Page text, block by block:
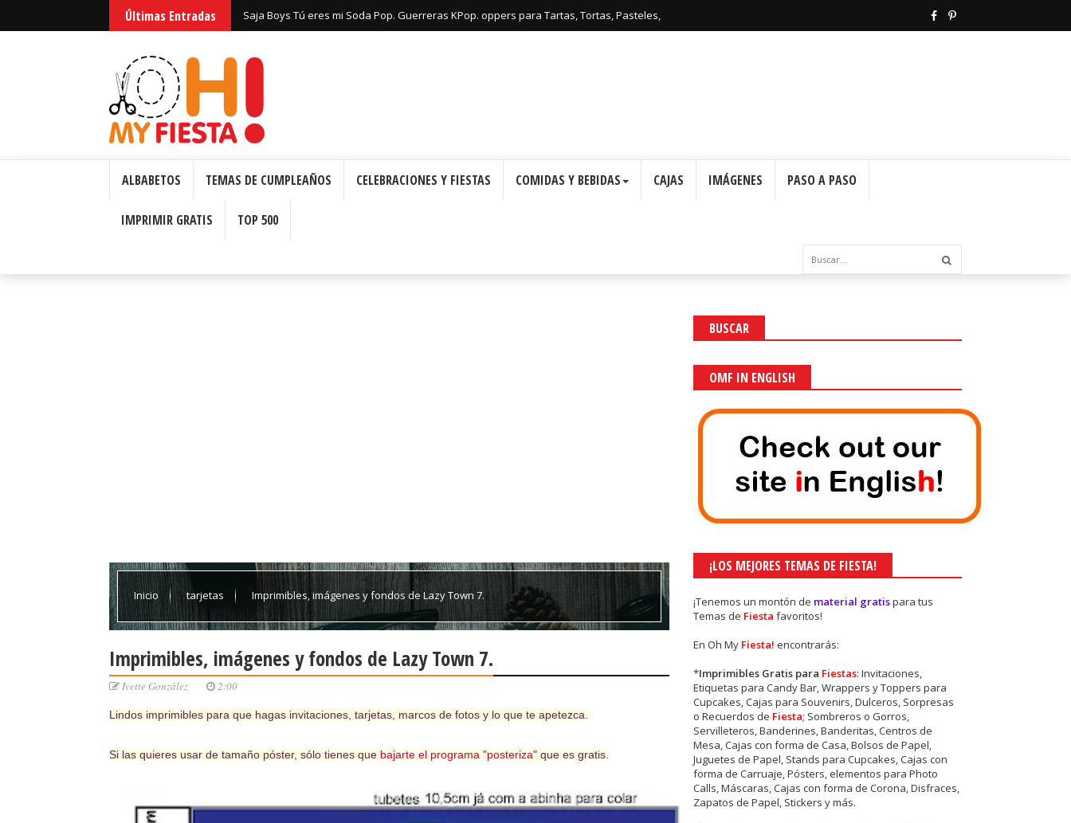
Últimas Entradas Saja Boys Tú eres mi Soda Pop. Guerreras KPop. oppers para Tartas, Tortas, Pasteles,
ALBABETOS TEMAS DE CUMPLEAÑOS CELEBRACIONES Y FIESTAS COMIDAS Y BEBIDAS CAJAS IMÁGENES PASO A PASO
IMPRIMIR GRATIS TOP 500
Inicio tarjetas Imprimibles, imágenes y fondos de Lazy Town 7.
Imprimibles, imágenes y fondos de Lazy Town 7.
Ivette González 2:00
Lindos imprimibles para que hagas invitaciones, tarjetas, marcos de fotos y lo que te apetezca.
Si las quieres usar de tamaño póster, sólo tienes que bajarte el programa "posteriza" que es gratis.
BUSCAR
OMF IN ENGLISH
¡LOS MEJORES TEMAS DE FIESTA!
¡Tenemos un montón de material gratispara tus
Temas de Fiestafavoritos!
En Oh My Fiesta!encontrarás:
*Imprimibles Gratis para Fiestas: Invitaciones,
Etiquetas para Candy Bar, Wrappers y Toppers para
Cupcakes, Cajas para Souvenirs, Dulceros, Sorpresas
o Recuerdos de Fiesta; Sombreros o Gorros,
Servilleteros, Banderines, Banderitas, Centros de
Mesa, Cajas con forma de Casa, Bolsos de Papel,
Juguetes de Papel, Stands para Cupcakes, Cajas con
forma de Carruaje, Pósters, elementos para Photo
Calls, Máscaras, Cajas con forma de Corona, Disfraces,
Zapatos de Papel, Stickers y más.